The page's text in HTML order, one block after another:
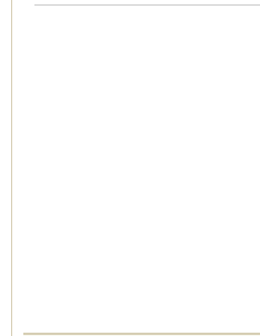
みかん (30代)